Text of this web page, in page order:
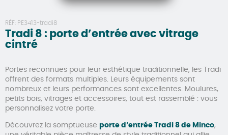
RÉF: PE3413-tradi8
Tradi 8 : porte d’entrée avec vitrage
cintré
Portes reconnues pour leur esthétique traditionnelle, les Tradi
offrent des formats multiples. Leurs équipements sont
nombreux et leurs performances sont excellentes. Moulures,
petits bois, vitrages et accessoires, tout est rassemblé : vous
personnalisez votre porte.
Découvrez la somptueuse porte d’entrée Tradi 8 de Minco,